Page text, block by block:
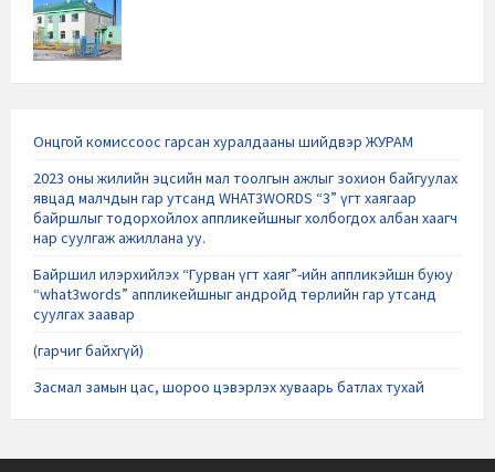
Онцгой комиссоос гарсан хуралдааны шийдвэр ЖУРАМ
2023 оны жилийн эцсийн мал тоолгын ажлыг зохион байгуулах
явцад малчдын гар утсанд WHAT3WORDS “3” үгт хаягаар
байршлыг тодорхойлох аппликейшныг холбогдох албан хаагч
нар суулгаж ажиллана уу.
Байршил илэрхийлэх “Гурван үгт хаяг”-ийн аппликэйшн буюу
“what3words” аппликейшныг андройд төрлийн гар утсанд
суулгах заавар
(гарчиг байхгүй)
Засмал замын цас, шороо цэвэрлэх хуваарь батлах тухай